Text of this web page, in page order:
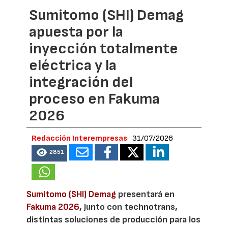
Sumitomo (SHI) Demag
apuesta por la
inyección totalmente
eléctrica y la
integración del
proceso en Fakuma
2026
Redacción Interempresas 31/07/2026
2851
Sumitomo (SHI) Demag presentará en
Fakuma 2026, junto con technotrans,
distintas soluciones de producción para los